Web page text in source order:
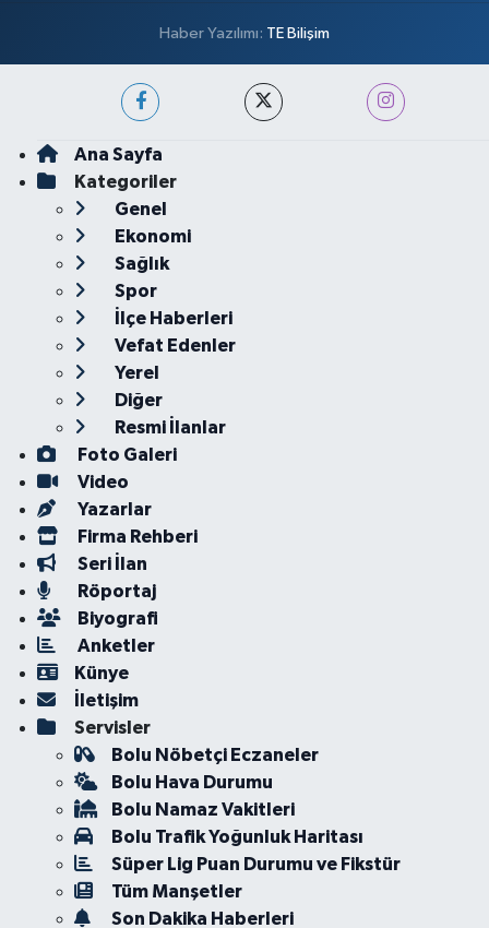
Haber Yazılımı: TE Bilişim
Ana Sayfa
Kategoriler
Genel
Ekonomi
Sağlık
Spor
İlçe Haberleri
Vefat Edenler
Yerel
Diğer
Resmi İlanlar
Foto Galeri
Video
Yazarlar
Firma Rehberi
Seri İlan
Röportaj
Biyografi
Anketler
Künye
İletişim
Servisler
Bolu Nöbetçi Eczaneler
Bolu Hava Durumu
Bolu Namaz Vakitleri
Bolu Trafik Yoğunluk Haritası
Süper Lig Puan Durumu ve Fikstür
Tüm Manşetler
Son Dakika Haberleri